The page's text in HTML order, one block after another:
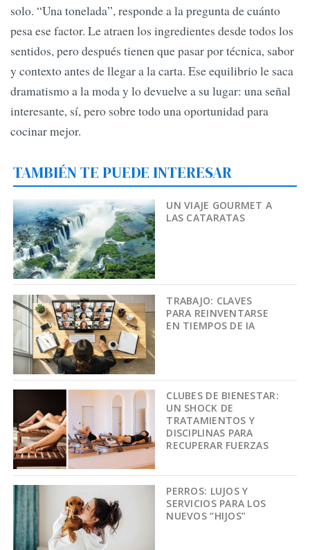
solo. “Una tonelada”, responde a la pregunta de cuánto
pesa ese factor. Le atraen los ingredientes desde todos los
sentidos, pero después tienen que pasar por técnica, sabor
y contexto antes de llegar a la carta. Ese equilibrio le saca
dramatismo a la moda y lo devuelve a su lugar: una señal
interesante, sí, pero sobre todo una oportunidad para
cocinar mejor.
TAMBIÉN TE PUEDE INTERESAR
UN VIAJE GOURMET A
LAS CATARATAS
TRABAJO: CLAVES
PARA REINVENTARSE
EN TIEMPOS DE IA
CLUBES DE BIENESTAR:
UN SHOCK DE
TRATAMIENTOS Y
DISCIPLINAS PARA
RECUPERAR FUERZAS
PERROS: LUJOS Y
SERVICIOS PARA LOS
NUEVOS “HIJOS”